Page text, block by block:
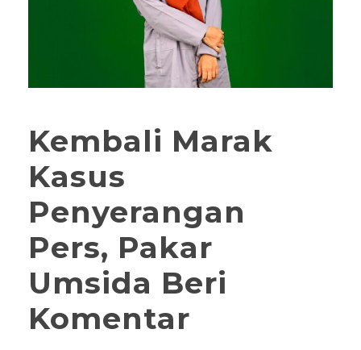
Kembali Marak
Kasus
Penyerangan
Pers, Pakar
Umsida Beri
Komentar